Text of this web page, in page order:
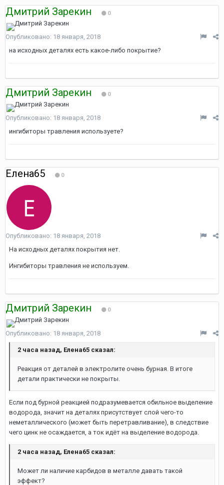
Дмитрий Зарекин 0
Опубликовано: 18 января, 2018
на исходных деталях есть какое-либо покрытие?
Дмитрий Зарекин 0
Опубликовано: 18 января, 2018
ингибиторы травления используете?
Елена65 0
Опубликовано: 18 января, 2018
На исходных деталях покрытия нет.
Ингибиторы травления не используем.
Дмитрий Зарекин 0
Опубликовано: 18 января, 2018
2 часа назад, Елена65 сказал:
Реакция от деталей в электролите очень бурная. В итоге
детали практически не покрыты.
Если под бурной реакцией подразумевается обильное выделение
водорода, значит на деталях присутствует слой чего-то
неметаллического (может быть перетравливание), в следствие
чего цинк не осаждается, а ток идёт на выделение водорода.
2 часа назад, Елена65 сказал:
Может ли наличие карбидов в металле давать такой
эффект?